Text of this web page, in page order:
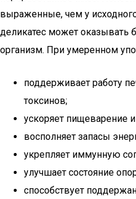
выраженные, чем у
деликатес может оказывать
организм. При умеренном
поддерживает работу
токсинов;
ускоряет пищеварение
восполняет запасы
укрепляет иммунную
улучшает состояние
способствует